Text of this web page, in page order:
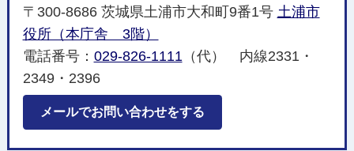
〒300-8686 茨城県土浦市大和町9番1号 土浦市
役所（本庁舎 3階）
電話番号： 029-826-1111（代） 内線2331・
2349・2396
メールでお問い合わせをする